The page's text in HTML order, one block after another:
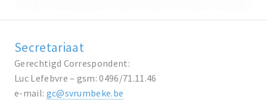
Secretariaat
Gerechtigd Correspondent:
Luc Lefebvre – gsm: 0496/71.11.46
e-mail: gc@svrumbeke.be